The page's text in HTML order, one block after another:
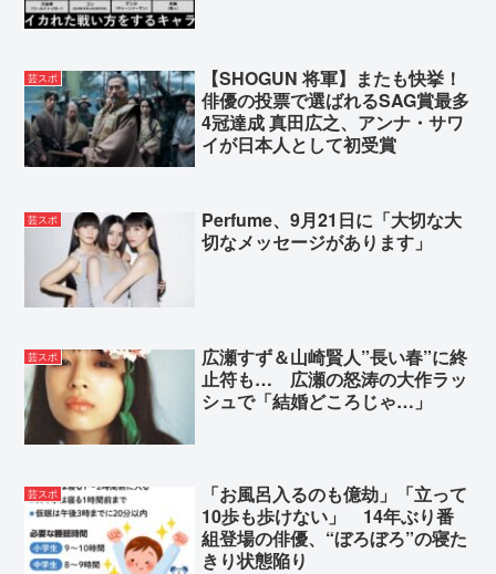
ネトウヨ🏺愛国保守、また嘘で扇動し日本破壊成功
Powered by livedoor 相互RSS
芸スポ
【SHOGUN 将軍】またも快挙！
俳優の投票で選ばれるSAG賞最多
4冠達成 真田広之、アンナ・サワ
イが日本人として初受賞
芸スポ
Perfume、9月21日に「大切な大
切なメッセージがあります」
芸スポ
広瀬すず＆山崎賢人”長い春”に終
止符も… 広瀬の怒涛の大作ラッ
シュで「結婚どころじゃ…」
芸スポ
「お風呂入るのも億劫」「立って
10歩も歩けない」 14年ぶり番
組登場の俳優、“ぼろぼろ”の寝た
きり状態陥り